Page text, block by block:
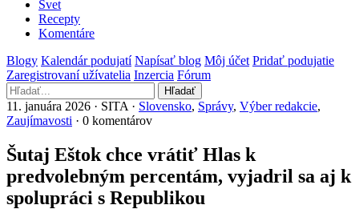
Svet
Recepty
Komentáre
Blogy Kalendár podujatí Napísať blog Môj účet Pridať podujatie
Zaregistrovaní užívatelia Inzercia Fórum
Hľadať
11. januára 2026 · SITA · Slovensko, Správy, Výber redakcie,
Zaujímavosti · 0 komentárov
Šutaj Eštok chce vrátiť Hlas k
predvolebným percentám, vyjadril sa aj k
spolupráci s Republikou